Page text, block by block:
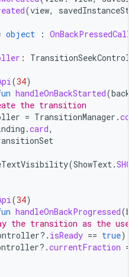
(view,
object :
:
(34)
handleOnBackStarted(
the transition
= TransitionManager .
.card,
(ShowText.
(34)
handleOnBackProgressed(
the transition as the user
?. isReady == true)
?.currentFraction =